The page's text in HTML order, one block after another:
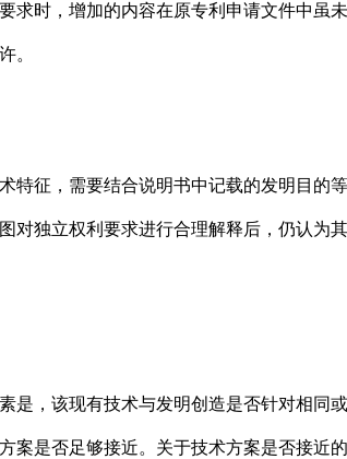
时，增加的内容在原专利申请文件中虽
。
征，需要结合说明书中记载的发明目的
对独立权利要求进行合理解释后，仍认为
，该现有技术与发明创造是否针对相同
是否足够接近。关于技术方案是否接近